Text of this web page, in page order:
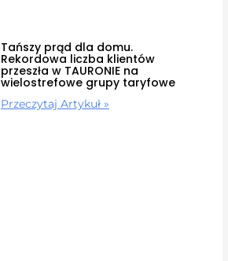
Tańszy prąd dla domu.
Rekordowa liczba klientów
przeszła w TAURONIE na
wielostrefowe grupy taryfowe
Przeczytaj Artykuł »